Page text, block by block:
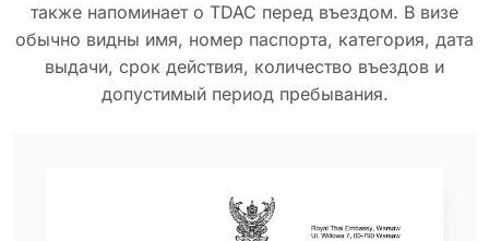
также напоминает о TDAC перед въездом. В визе
обычно видны имя, номер паспорта, категория, дата
выдачи, срок действия, количество въездов и
допустимый период пребывания.